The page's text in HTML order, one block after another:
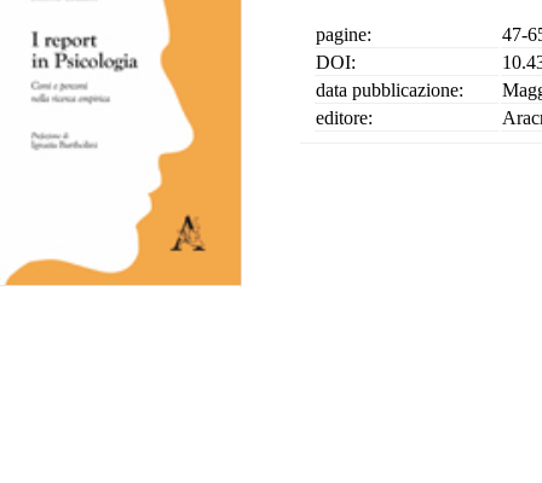
pagine:
47-
DOI:
data pubblicazione:
editore: